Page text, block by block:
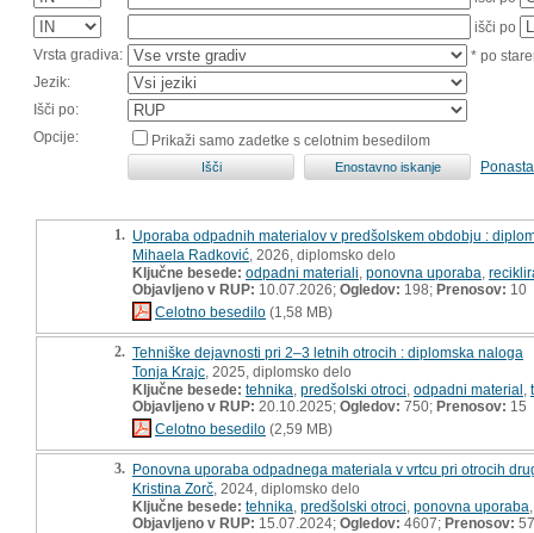
išči po
Vrsta gradiva:
* po
Jezik:
Išči po:
Opcije:
Prikaži samo zadetke s celotnim besedilom
1. Uporaba odpadnih materialov v predšolskem obdobju :
Mihaela Radković , 2026, diplomsko delo
Ključne besede: odpadni materiali ponovna uporaba
Objavljeno v RUP: 10.07.2026; Ogledov: 198; Prenosov: 10
Celotno besedilo (1,58 MB)
2. Tehniške dejavnosti pri 2–3 letnih otrocih : diplomska naloga
Tonja Krajc , 2025, diplomsko delo
Ključne besede: tehnika predšolski otroci odpadni material
Objavljeno v RUP: 20.10.2025; Ogledov: 750; Prenosov: 15
Celotno besedilo (2,59 MB)
3. Ponovna uporaba odpadnega materiala v vrtcu pri otrocih
Kristina Zorč , 2024, diplomsko delo
Ključne besede: tehnika predšolski otroci ponovna uporaba
Objavljeno v RUP: 15.07.2024; Ogledov: 4607; Prenosov: 57